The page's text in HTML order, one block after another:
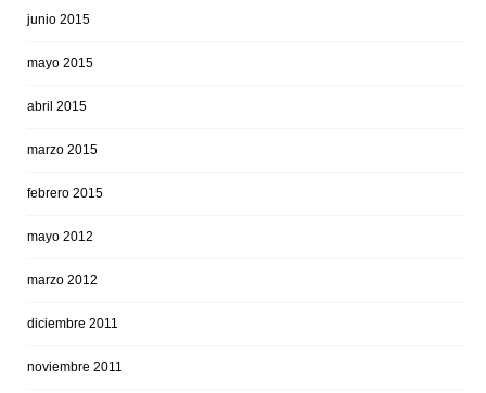
junio 2015
mayo 2015
abril 2015
marzo 2015
febrero 2015
mayo 2012
marzo 2012
diciembre 2011
noviembre 2011